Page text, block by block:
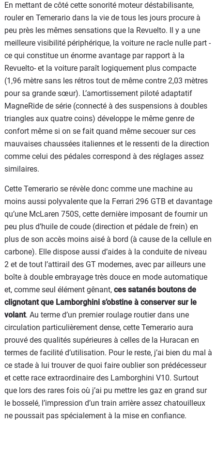
En mettant de côté cette sonorité moteur déstabilisante,
rouler en Temerario dans la vie de tous les jours procure à
peu près les mêmes sensations que la Revuelto. Il y a une
meilleure visibilité périphérique, la voiture ne racle nulle part -
ce qui constitue un énorme avantage par rapport à la
Revuelto- et la voiture paraît logiquement plus compacte
(1,96 mètre sans les rétros tout de même contre 2,03 mètres
pour sa grande sœur). L’amortissement piloté adaptatif
MagneRide de série (connecté à des suspensions à doubles
triangles aux quatre coins) développe le même genre de
confort même si on se fait quand même secouer sur ces
mauvaises chaussées italiennes et le ressenti de la direction
comme celui des pédales correspond à des réglages assez
similaires.
Cette Temerario se révèle donc comme une machine au
moins aussi polyvalente que la Ferrari 296 GTB et davantage
qu’une McLaren 750S, cette dernière imposant de fournir un
peu plus d’huile de coude (direction et pédale de frein) en
plus de son accès moins aisé à bord (à cause de la cellule en
carbone). Elle dispose aussi d’aides à la conduite de niveau
2 et de tout l’attirail des GT modernes, avec par ailleurs une
boîte à double embrayage très douce en mode automatique
et, comme seul élément gênant, ces satanés boutons de
clignotant que Lamborghini s’obstine à conserver sur le
volant. Au terme d’un premier roulage routier dans une
circulation particulièrement dense, cette Temerario aura
prouvé des qualités supérieures à celles de la Huracan en
termes de facilité d’utilisation. Pour le reste, j’ai bien du mal à
ce stade à lui trouver de quoi faire oublier son prédécesseur
et cette race extraordinaire des Lamborghini V10. Surtout
que lors des rares fois où j’ai pu mettre les gaz en grand sur
le bosselé, l’impression d’un train arrière assez chatouilleux
ne poussait pas spécialement à la mise en confiance.